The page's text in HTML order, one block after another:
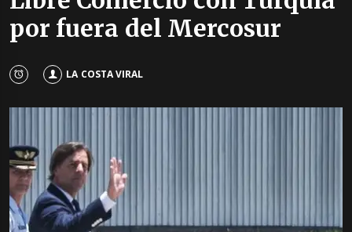
por fuera del Mercosur
LA COSTA VIRAL